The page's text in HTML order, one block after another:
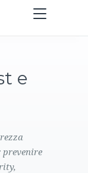
Toggle
navigation
e